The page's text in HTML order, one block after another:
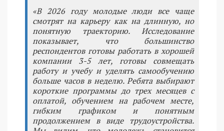
«В 2026 году молодые люди все чаще
смотрят на карьеру как на длинную, но
понятную траекторию. Исследование
показывает, что большинство
респондентов готовы работать в хорошей
компании 3-5 лет, готовы совмещать
работу и учебу и уделять самообучению
больше часов в неделю. Ребята выбирают
короткие программы до трех месяцев с
оплатой, обучением на рабочем месте,
гибким графиком и понятным
продолжением в виде трудоустройства.